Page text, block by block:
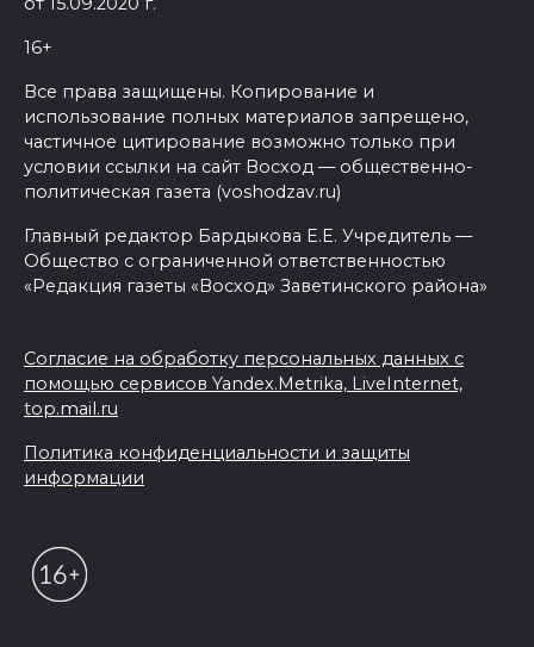
16+
Все права защищены. Копирование и
использование полных материалов запрещено,
частичное цитирование возможно только при
условии ссылки на сайт Восход — общественно-
политическая газета (voshodzav.ru)
Главный редактор Бардыкова Е.Е. Учредитель —
Общество с ограниченной ответственностью
«Редакция газеты «Восход» Заветинского района»
Согласие на обработку персональных данных с
помощью сервисов Yandex.Metrika, LiveInternet,
top.mail.ru
Политика конфиденциальности и защиты
информации